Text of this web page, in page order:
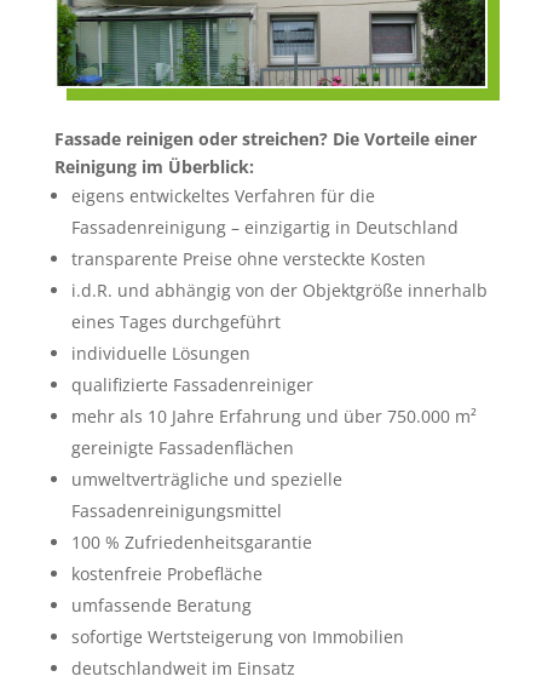
Fassade reinigen oder streichen? Die Vorteile einer
Reinigung im Überblick:
eigens entwickeltes Verfahren für die
Fassadenreinigung – einzigartig in Deutschland
transparente Preise ohne versteckte Kosten
i.d.R. und abhängig von der Objektgröße innerhalb
eines Tages durchgeführt
individuelle Lösungen
qualifizierte Fassadenreiniger
mehr als 10 Jahre Erfahrung und über 750.000 m²
gereinigte Fassadenflächen
umweltverträgliche und spezielle
Fassadenreinigungsmittel
100 % Zufriedenheitsgarantie
kostenfreie Probefläche
umfassende Beratung
sofortige Wertsteigerung von Immobilien
deutschlandweit im Einsatz